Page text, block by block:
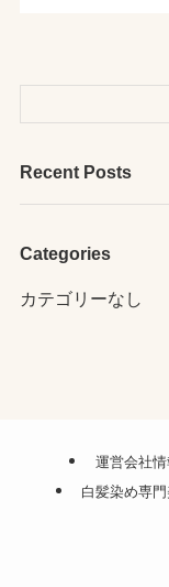
Recent Posts
Categories
カテゴリーなし
運営会社情
白髪染め専